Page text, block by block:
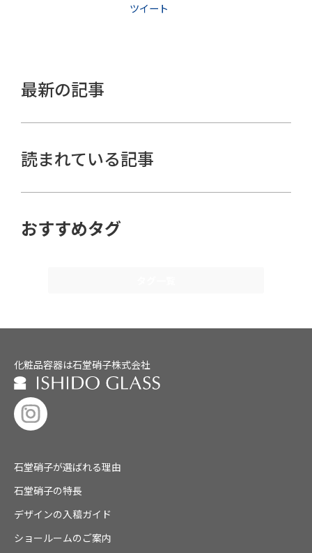
ツイート
最新の記事
読まれている記事
おすすめタグ
化粧品容器は石堂硝子株式会社
石堂硝子が選ばれる理由
石堂硝子の特長
デザインの入稿ガイド
ショールームのご案内